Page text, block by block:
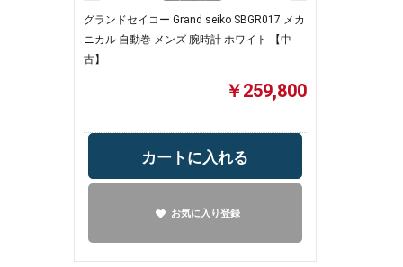
グランドセイコー Grand seiko SBGR017 メカ
ニカル 自動巻 メンズ 腕時計 ホワイト 【中
古】
￥259,800
カートに入れる
お気に入り登録